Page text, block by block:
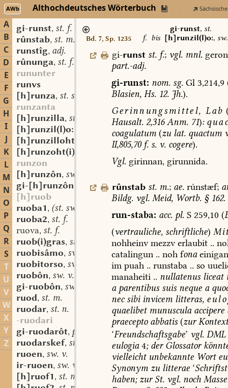
AWb Althochdeutsches Wörterbuch
A
B
C
D
E
F
G
H
I
J
K
L
M
N
O
P
Q
R
S
T
U
V
W
X
Y
Z
gi-runst, st. f.
rûnstab, st. m.
runstîg, adj.
rûnunga, st. f.
rununter
runvs
[h]runza, st. sw. f.
runzanta
[h]runzilla, st. sw. f.
[h]runzil(l)o:
[h]runzillohti
[h]runzoht(i)
runzon
[h]runzôn, sw. v.
gi-[h]runzôn
sw. v.
[h]ruob
ruoba1, (st. sw.?) f.
ruoba2, st. f.
ruova, st. f.
ruob(i)gras, st. n.
ruobisâmo, sw. m.
ruobitorso, sw. m.
ruobôn, sw. v.
gi-ruobôn, sw. v.
ruod, st. m.
ruodar, st. n.
-ruodari
gi-ruodarôt, part.-adj.
ruodarskef, st. n.
ruoen, sw. v.
ir-ruoen, sw. v.
[h]ruof1, st. m.
Bd. 7, Sp. 1235
gi-runst, st.
f. bis [h]runzil(l)o:,
gi-runst st. f.; vgl. mnl.
part.-adj.
gi-runst: nom.sg.Gl3,214,9
Blasien,Hs. 12.Jh.).
Gerinnungsmittel, Lab
Hausalt.2,316 Anm.71):
coagulatum(zulat.quactum
II,805,70f.s.v.cogere).
Vgl.girinnan,girunnida.
rûnstab st. m.; ae. rúnstæf;
Bildg. vgl.Meid,Wortb.§162.
run-staba: acc.pl.S259,10 (
(vertrauliche,schriftliche)
nohheinv mezzverlaubit..
catalingun.. nohfona einigan
impuah.. runstaba.. so
manaheiti.. nullatenusliceat
a parentibussuisnequea
necsibi invicemlitteras,
quaelibetmunusculaaccipere
praeceptoabbatis(zur
‘Freundschaftsgabe’ vgl.DML
eulogia4;der Glossator
vielleichtunbekannteWort
Synonymzulitterae‘
haben; zurSt.vgl.noch